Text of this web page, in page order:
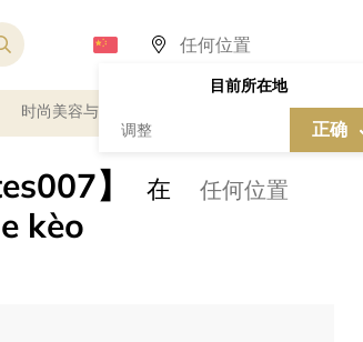
目前所在地
调整 正确
时尚美容与健康 私人咨询顾问服务
】
kèo
在